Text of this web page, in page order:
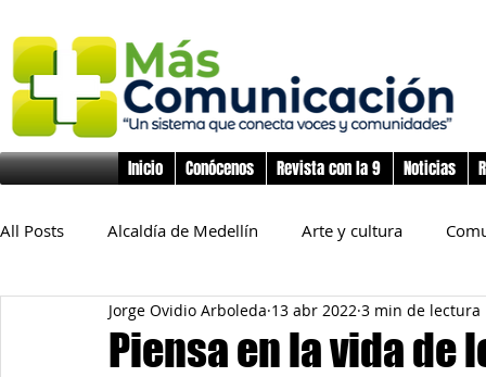
Inicio Conócenos Revista con la 9 Noticias
All Posts Alcaldía de Medellín Arte y cultura
Educación Derechos Humanos Deporte
Piensa en la vida de
Jorge Ovidio Arboleda 13 abr 2022 3 min de lectura